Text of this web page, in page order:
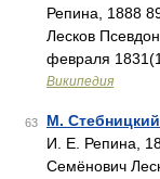
Репина, 1888
Лесков
февраля
Википедия
63 М. Стебницкий
И. Е. Репина,
Семёнович